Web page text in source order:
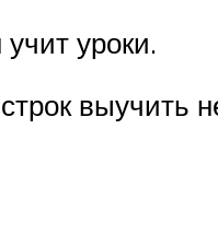
уроки.
выучить